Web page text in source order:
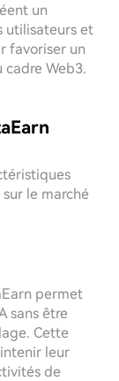
un
utilisateurs et
favoriser un
cadre Web3.
le marché
permet
sans être
Cette
leur
de